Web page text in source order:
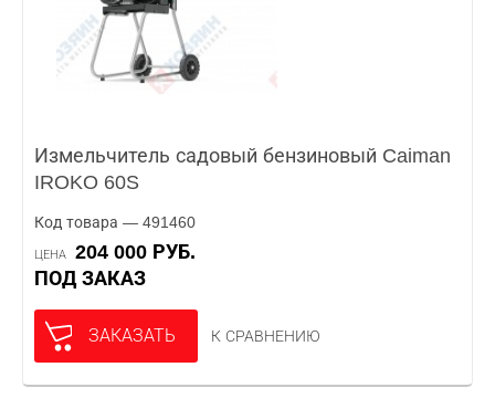
Измельчитель садовый бензиновый Caiman
IROKO 60S
Код товара — 491460
ЦЕНА
204 000 РУБ.
ПОД ЗАКАЗ
ЗАКАЗАТЬ К СРАВНЕНИЮ